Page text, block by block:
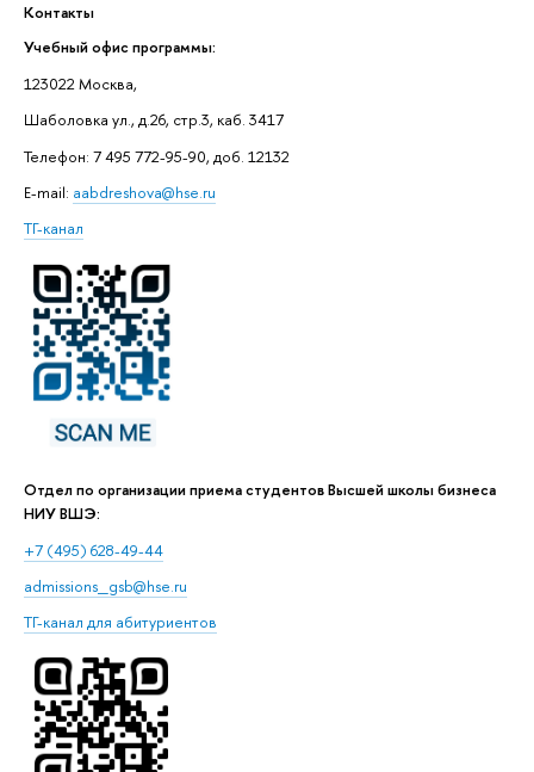
Контакты
Учебный офис программы:
123022 Москва,
Шаболовка ул., д.26, стр.3, каб. 3417
Телефон: 7 495 772-95-90, доб. 12132
E-mail: aabdreshova@hse.ru
ТГ-канал
Отдел по организации приема студентов Высшей школы бизнеса
НИУ ВШЭ:
+7 (495) 628-49-44
admissions_gsb@hse.ru
ТГ-канал для абитуриентов